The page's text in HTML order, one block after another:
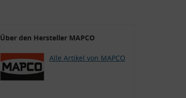
Über den Hersteller MAPCO
Alle Artikel von MAPCO